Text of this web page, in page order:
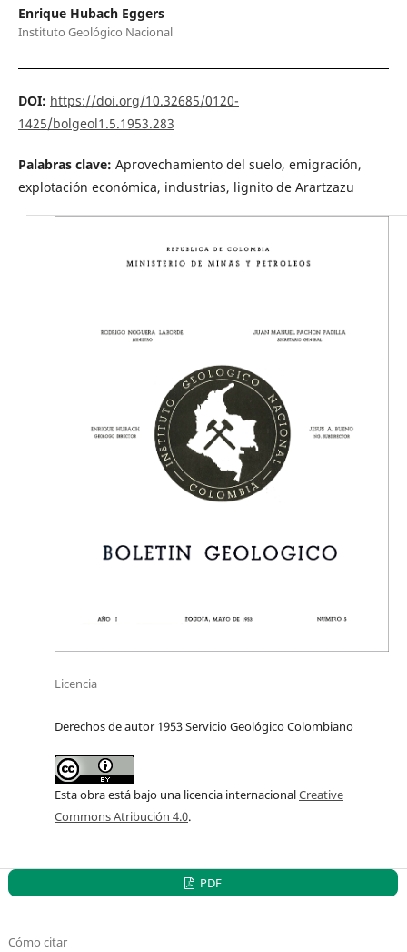
Enrique Hubach Eggers
Instituto Geológico Nacional
DOI: https://doi.org/10.32685/0120-
1425/bolgeol1.5.1953.283
Palabras clave: Aprovechamiento del suelo, emigración,
explotación económica, industrias, lignito de Arartzazu
Licencia
Derechos de autor 1953 Servicio Geológico Colombiano
Esta obra está bajo una licencia internacionalCreative
Commons Atribución 4.0.
PDF
Cómo citar